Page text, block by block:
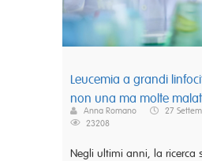
Leucemia a grandi
non una ma molte
Anna Romano
27
23208
Negli ultimi anni, la ricerca